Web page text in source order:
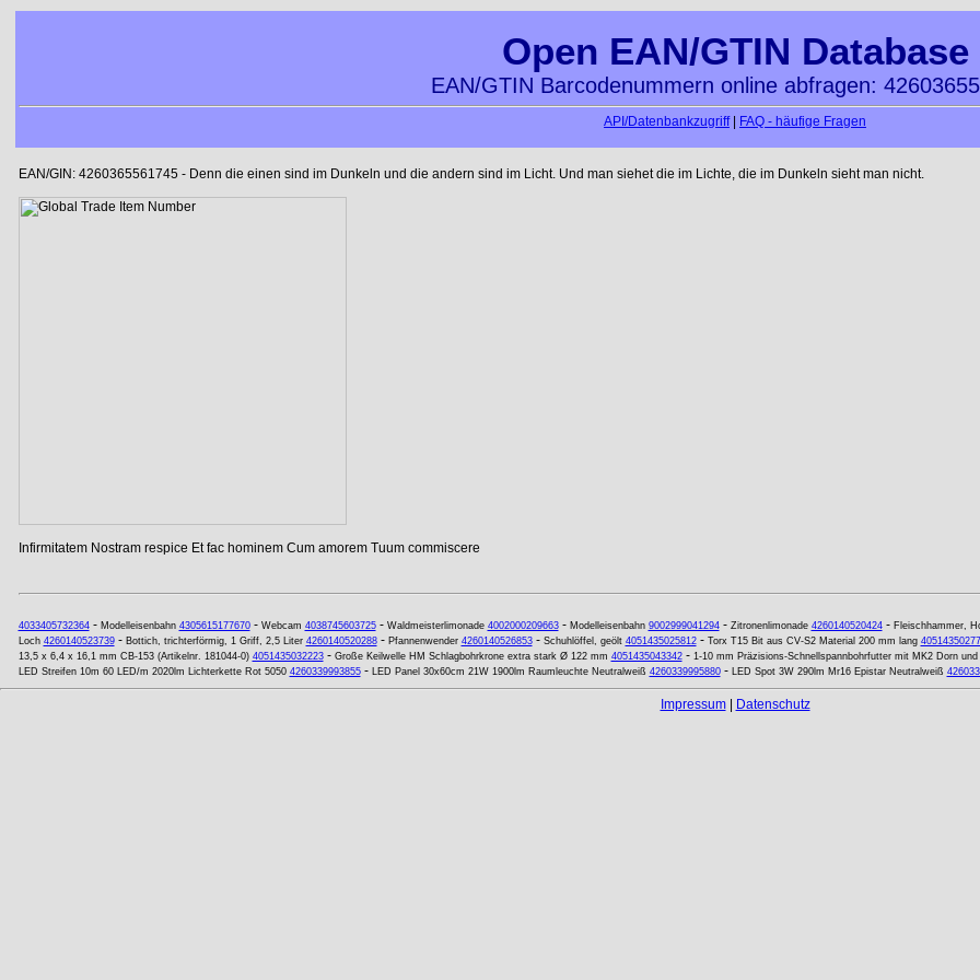
Open EAN/GTIN Database
EAN/GTIN Barcodenummern online abfragen:
API/Datenbankzugriff| FAQ - häufige Fragen
EAN/GIN: 4260365561745 - Denn die einen sind im Dunkeln und die andern sind im Licht. Und man siehet die im Lichte, die im Dunkeln sieht man nicht.
Infirmitatem Nostram respice Et fac hominem Cum amorem Tuum commiscere
4033405732364- Modelleisenbahn 4305615177670- Webcam 4038745603725- Waldmeisterlimonade 4002000209663- Modelleisenbahn 9002999041294- Zitronenlimonade 4260140520424- Fleischhammer,
Loch 4260140523739- Bottich, trichterförmig, 1 Griff, 2,5 Liter 4260140520288- Pfannenwender 4260140526853- Schuhlöffel, geölt 4051435025812- Torx T15 Bit aus CV-S2 Material 200 mm lang
13,5 x 6,4 x 16,1 mm CB-153 (Artikelnr. 181044-0) 4051435032223- Große Keilwelle HM Schlagbohrkrone extra stark Ø 122 mm 4051435043342- 1-10 mm Präzisions-Schnellspannbohrfutter mit MK2 Dorn und
LED Streifen 10m 60 LED/m 2020lm Lichterkette Rot 5050 4260339993855- LED Panel 30x60cm 21W 1900lm Raumleuchte Neutralweiß 4260339995880- LED Spot 3W 290lm Mr16 Epistar Neutralweiß
Impressum| Datenschutz